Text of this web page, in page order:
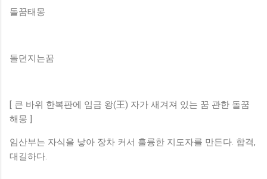
돌꿈태몽
돌던지는꿈
[ 큰 바위 한복판에 임금 왕(王) 자가 새겨져 있는 꿈 관한 돌꿈
해몽 ]
임산부는 자식을 낳아 장차 커서 훌륭한 지도자를 만든다. 합격,
대길하다.